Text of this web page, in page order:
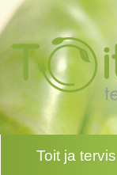
Toit ja tervis